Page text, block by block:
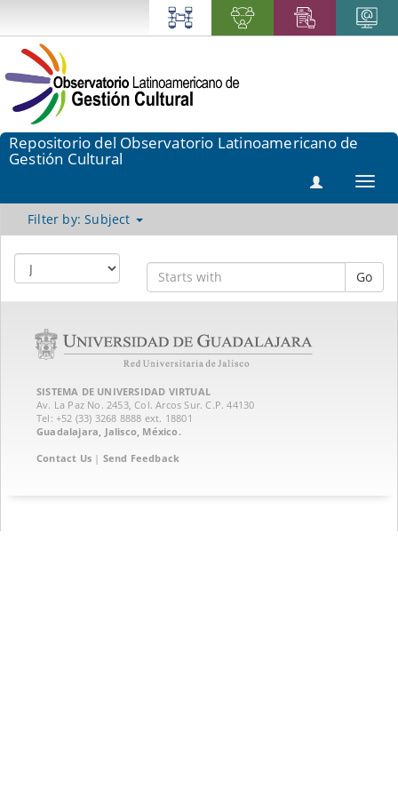
Repositorio del Observatorio Latinoamericano de
Gestión Cultural
Filter by: Subject
Go
SISTEMA DE UNIVERSIDAD VIRTUAL
Av. La Paz No. 2453, Col. Arcos Sur. C.P. 44130
Tel: +52 (33) 3268 8888‏ ext. 18801
Guadalajara, Jalisco, México.
Contact Us | Send Feedback